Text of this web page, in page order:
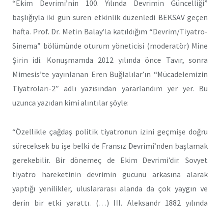
“Ekim Devrimi’nin 100. Yılında Devrimin Güncelliği”
başlığıyla iki gün süren etkinlik düzenledi BEKSAV geçen
hafta. Prof. Dr. Metin Balay’la katıldığım “Devrim/Tiyatro-
Sinema” bölümünde oturum yöneticisi (moderatör) Mine
Şirin idi. Konuşmamda 2012 yılında önce Tavır, sonra
Mimesis’te yayınlanan Eren Buğlalılar’ın “Mücadelemizin
Tiyatroları-2” adlı yazısından yararlandım yer yer. Bu
uzunca yazıdan kimi alıntılar şöyle:
“Özellikle çağdaş politik tiyatronun izini geçmişe doğru
süreceksek bu işe belki de Fransız Devrimi’nden başlamak
gerekebilir. Bir dönemeç de Ekim Devrimi’dir. Sovyet
tiyatro hareketinin devrimin gücünü arkasına alarak
yaptığı yenilikler, uluslararası alanda da çok yaygın ve
derin bir etki yarattı. (…) III. Aleksandr 1882 yılında